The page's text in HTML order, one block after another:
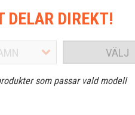
DELAR DIREKT!
VÄLJ
som passar vald modell